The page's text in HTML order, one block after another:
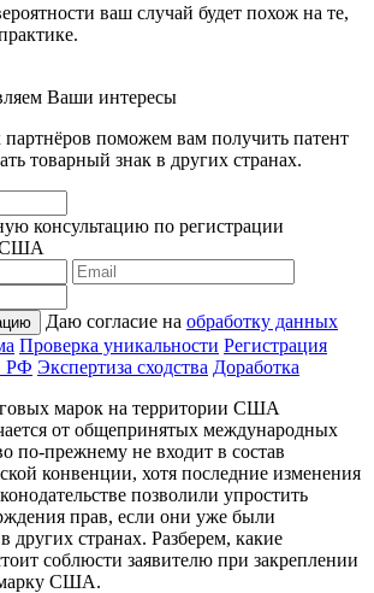
ваш случай будет похож на те,
Ваши интересы
поможем вам получить патент
товарный знак в других странах.
консультацию по регистрации
США
Даю согласие на обработку данных
Проверка уникальности Регистрация
РФ Экспертиза сходства Доработка
марок на территории США
от общепринятых международных
по-прежнему не входит в состав
конвенции, хотя последние изменения
позволили упростить
прав, если они уже были
других странах. Разберем, какие
соблюсти заявителю при закреплении
марку США.